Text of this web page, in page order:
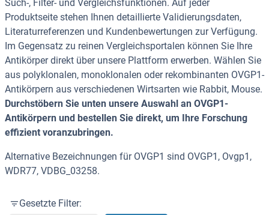
Such-, Filter- und Vergleichsfunktionen. Auf jeder
Produktseite stehen Ihnen detaillierte Validierungsdaten,
Literaturreferenzen und Kundenbewertungen zur Verfügung.
Im Gegensatz zu reinen Vergleichsportalen können Sie Ihre
Antikörper direkt über unsere Plattform erwerben. Wählen Sie
aus polyklonalen, monoklonalen oder rekombinanten OVGP1-
Antikörpern aus verschiedenen Wirtsarten wie Rabbit, Mouse.
Durchstöbern Sie unten unsere Auswahl an OVGP1-
Antikörpern und bestellen Sie direkt, um Ihre Forschung
effizient voranzubringen.
Alternative Bezeichnungen für OVGP1 sind OVGP1, Ovgp1,
WDR77, VDBG_03258.
Gesetzte Filter: